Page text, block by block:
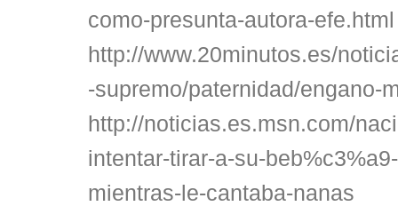
como-presunta-autora-efe.html
http://www.20minutos.es/
-supremo/paternidad/engano-
http://noticias.es.msn.com/
intentar-tirar-a-su-
mientras-le-cantaba-nanas